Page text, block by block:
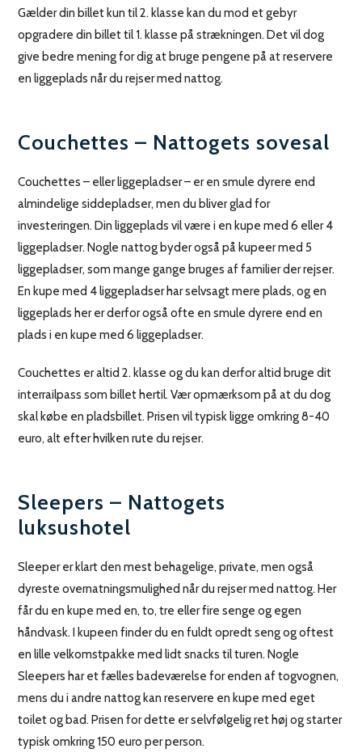
Gælder din billet kun til 2. klasse kan du mod et gebyr
opgradere din billet til 1. klasse på strækningen. Det vil dog
give bedre mening for dig at bruge pengene på at reservere
en liggeplads når du rejser med nattog.
Couchettes – Nattogets sovesal
Couchettes – eller liggepladser – er en smule dyrere end
almindelige siddepladser, men du bliver glad for
investeringen. Din liggeplads vil være i en kupe med 6 eller 4
liggepladser. Nogle nattog byder også på kupeer med 5
liggepladser, som mange gange bruges af familier der rejser.
En kupe med 4 liggepladser har selvsagt mere plads, og en
liggeplads her er derfor også ofte en smule dyrere end en
plads i en kupe med 6 liggepladser.
Couchettes er altid 2. klasse og du kan derfor altid bruge dit
interrailpass som billet hertil. Vær opmærksom på at du dog
skal købe en pladsbillet. Prisen vil typisk ligge omkring 8-40
euro, alt efter hvilken rute du rejser.
Sleepers – Nattogets
luksushotel
Sleeper er klart den mest behagelige, private, men også
dyreste overnatningsmulighed når du rejser med nattog. Her
får du en kupe med en, to, tre eller fire senge og egen
håndvask. I kupeen finder du en fuldt opredt seng og oftest
en lille velkomstpakke med lidt snacks til turen. Nogle
Sleepers har et fælles badeværelse for enden af togvognen,
mens du i andre nattog kan reservere en kupe med eget
toilet og bad. Prisen for dette er selvfølgelig ret høj og starter
typisk omkring 150 euro per person.